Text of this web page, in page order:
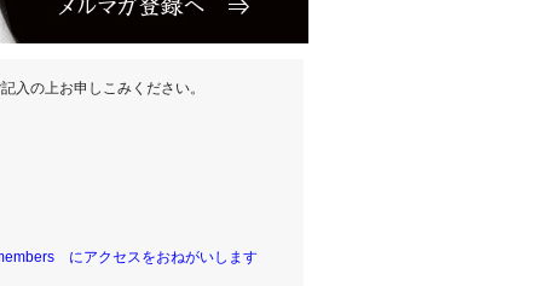
入の上お申しこみください。
にアクセスをおねがいします